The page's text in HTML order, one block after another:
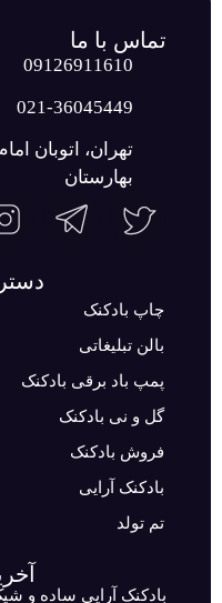
تماس با ما
09126911610
021-36045449
تهران، اتوبان
بهارستان
چاپ بادکنک
بالن تبلیغاتی
پمپ باد برقی بادکنک
گل و نی بادکنک
فروش بادکنک
بادکنک آرایی
تم تولد
بادکنک آرایی ساده و